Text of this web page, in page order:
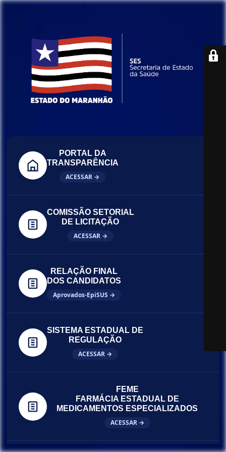
PORTAL DA
TRANSPARÊNCIA
ACESSAR →
COMISSÃO SETORIAL
DE LICITAÇÃO
ACESSAR →
RELAÇÃO FINAL
DOS CANDIDATOS
Aprovados-EpiSUS →
SISTEMA ESTADUAL DE
REGULAÇÃO
ACESSAR →
FEME
FARMÁCIA ESTADUAL DE
MEDICAMENTOS ESPECIALIZADOS
ACESSAR →